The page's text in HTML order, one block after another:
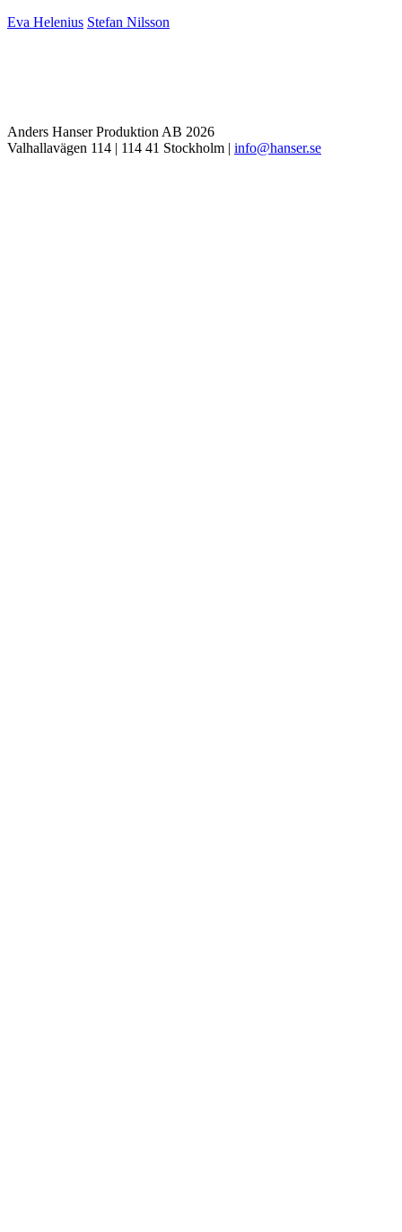
Eva Helenius Stefan Nilsson
Anders Hanser Produktion AB 2026
Valhallavägen 114 | 114 41 Stockholm |
es.re
snah@
ofni